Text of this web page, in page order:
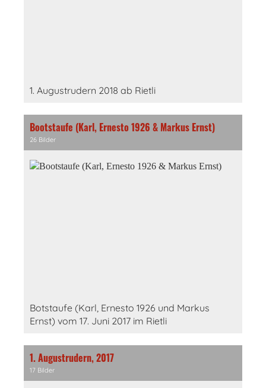
1. Augustrudern 2018 ab Rietli
Bootstaufe (Karl, Ernesto 1926 & Markus Ernst)
26 Bilder
Botstaufe (Karl, Ernesto 1926 und Markus
Ernst) vom 17. Juni 2017 im Rietli
1. Augustrudern, 2017
17 Bilder